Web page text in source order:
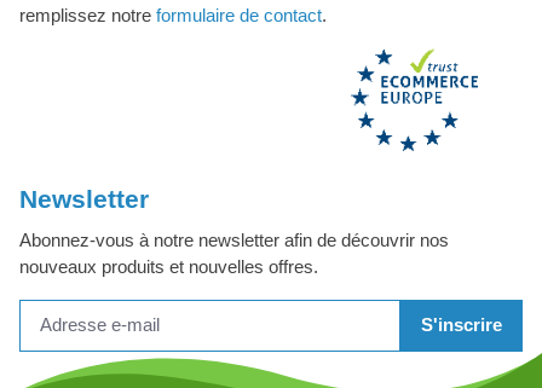
remplissez notre formulaire de contact.
Newsletter
Abonnez-vous à notre newsletter afin de découvrir nos
nouveaux produits et nouvelles offres.
S'inscrire